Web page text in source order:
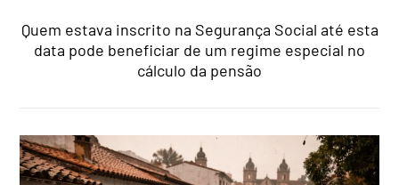
Quem estava inscrito na Segurança Social até esta
data pode beneficiar de um regime especial no
cálculo da pensão